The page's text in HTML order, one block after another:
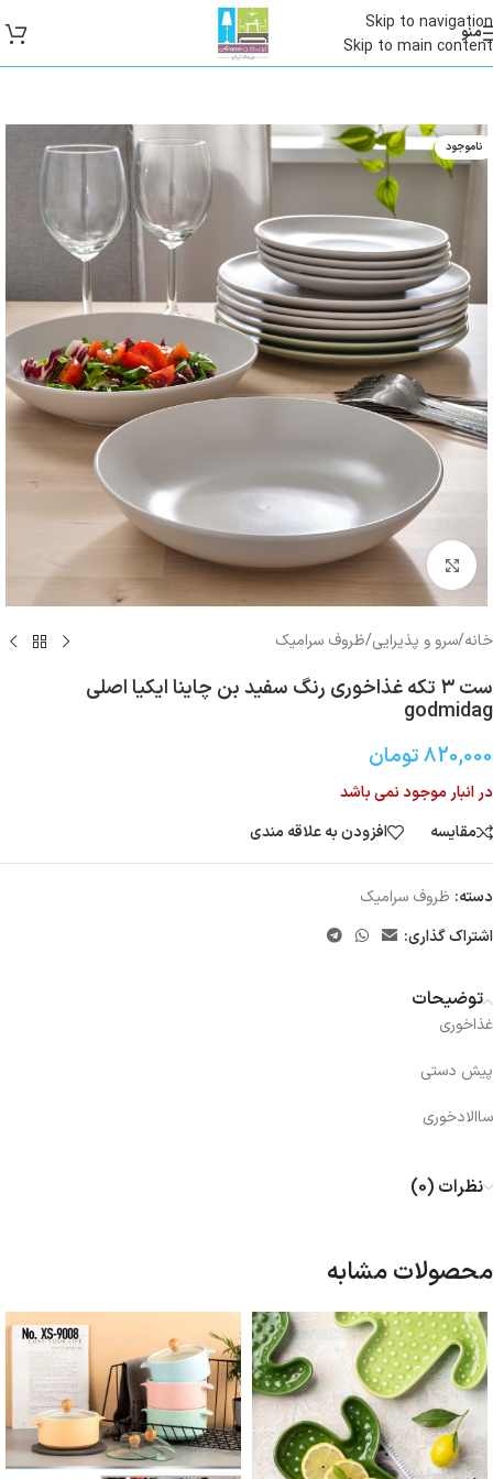
Skip to navigation
Skip to main content
منو
ناموجود
بزرگنمایی تصویر
خانه/سرو و پذیرایی/ظروف سرامیک
ست ۳ تکه غذاخوری رنگ سفید بن چاینا ایکیا اصلی
godmidag
820,000تومان
در انبار موجود نمی باشد
مقایسه
افزودن به علاقه مندی
دسته: ظروف سرامیک
اشتراک گذاری:
توضیحات
غذاخوری
پیش دستی
ساالادخوری
نظرات (0)
محصولات مشابه